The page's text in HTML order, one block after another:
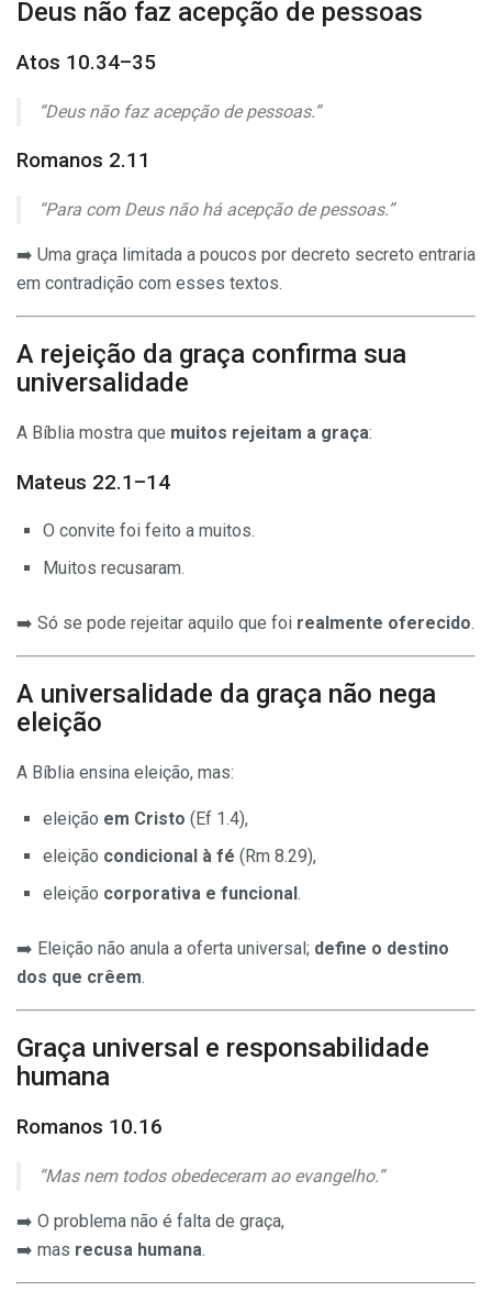
Deus não faz acepção de pessoas
Atos 10.34–35
“Deus não faz acepção de pessoas.”
Romanos 2.11
“Para com Deus não há acepção de pessoas.”
➡️ Uma graça limitada a poucos por decreto secreto entraria
em contradição com esses textos.
A rejeição da graça confirma sua
universalidade
A Bíblia mostra que muitos rejeitam a graça:
Mateus 22.1–14
O convite foi feito a muitos.
Muitos recusaram.
➡️ Só se pode rejeitar aquilo que foi realmente oferecido.
A universalidade da graça não nega
eleição
A Bíblia ensina eleição, mas:
eleição em Cristo (Ef 1.4),
eleição condicional à fé (Rm 8.29),
eleição corporativa e funcional .
➡️ Eleição não anula a oferta universal; define o destino
dos que crêem.
Graça universal e responsabilidade
humana
Romanos 10.16
“Mas nem todos obedeceram ao evangelho.”
➡️ O problema não é falta de graça,
➡️ mas recusa humana.